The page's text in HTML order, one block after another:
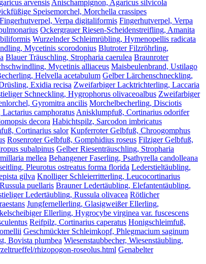
arvensisAnischampignon, Agaricus silvicola
Speisemorchel, Morchella crassipes
Verpa digitaliformis Fingerhutverpel, Verpa
Ockergrauer Riesen-Scheidenstreifling, Amanita
Wurzelnder Schleimrübling, Hymenopellis radicata
Mycetinis scorodonius Blutroter Filzröhrling,
Blauer Träuschling, Stropharia caerulea Braunroter
Mycetinis alliaceus Maisbeulenbrand, Ustilago
Helvella acetabulum Gelber Lärchenschneckling,
Exidia recisa Zweifarbiger Lacktrichterling, Laccaria
Schneckling, Hygrophorus olivaceoalbus Zweifarbiger
Gyromitra ancilis Morchelbecherling, Disciotis
camphoratusAnisklumpfuß, Cortinarius odorifer
decora Habichtspilz, Sarcodon imbricatus
Cortinarius salor Kupferroter Gelbfuß, Chroogomphus
Rosenroter Gelbfuß, Gomphidius roseus Filziger Gelbfuß,
subalpinus Gelber Riesenträuschling, Stropharia
mellea Behangener Faserling, Psathyrella candolleana
Pleurotus ostreatus forma florida Lederstieltäubling,
gilva Knolliger Schleierritterling, Leucocortinarius
puellaris Brauner Ledertäubling, Elefantentäubling,
Ledertäubling, Russula olivacea Rötlicher
Jungfernellerling, Glasigweißer Ellerling,
Ellerling, Hygrocybe virginea var. fuscescens
Reifpilz, Cortinarius caperatus Honigschleimfuß,
Geschmückter Schleimkopf, Phlegmacium saginum
Bovista plumbea Wiesenstaubbecher, Wiesenstäubling,
rhizopogon-roseolus.html Genabelter